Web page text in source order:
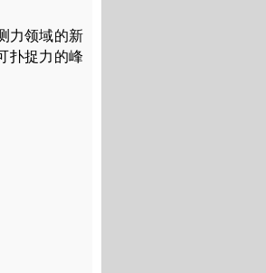
力领域的新
扑捉力的峰